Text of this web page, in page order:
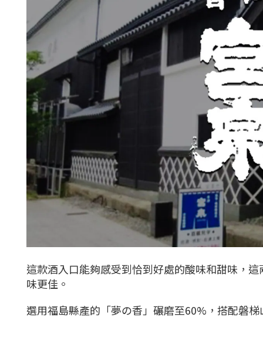
這款酒入口能夠感受到恰到好處的酸味和甜味，
味更佳。
選用福島縣產的「夢の香」碾磨至60%，搭配磐